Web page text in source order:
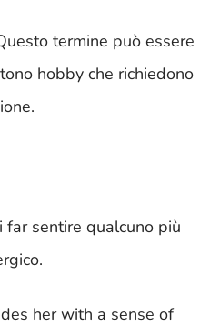
termine può essere
hobby che richiedono
far sentire qualcuno più
her with a sense of